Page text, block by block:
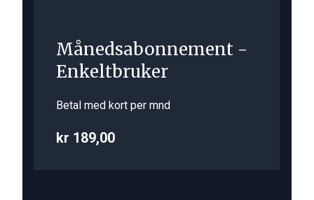
Månedsabonnement -
Enkeltbruker
Betal med kort per mnd
kr 189,00